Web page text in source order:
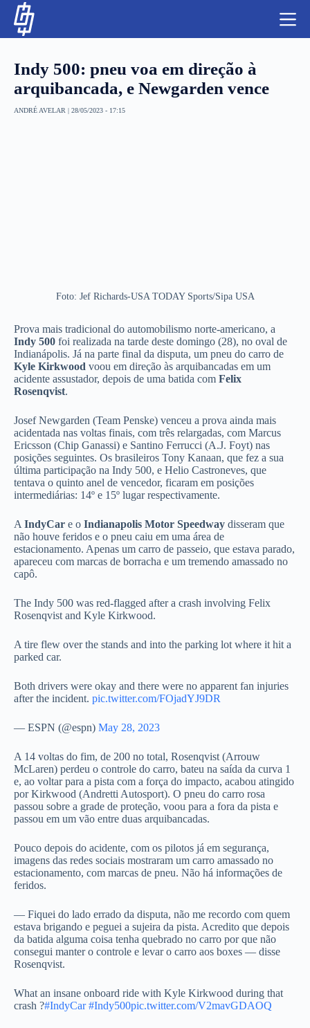
Indy 500: pneu voa em direção à
arquibancada, e Newgarden vence
ANDRÉ AVELAR | 28/05/2023 - 17:15
Foto: Jef Richards-USA TODAY Sports/Sipa USA
Prova mais tradicional do automobilismo norte-americano, a
Indy 500 foi realizada na tarde deste domingo (28), no oval de
Indianápolis. Já na parte final da disputa, um pneu do carro de
Kyle Kirkwood voou em direção às arquibancadas em um
acidente assustador, depois de uma batida com Felix
Rosenqvist.
Josef Newgarden (Team Penske) venceu a prova ainda mais
acidentada nas voltas finais, com três relargadas, com Marcus
Ericsson (Chip Ganassi) e Santino Ferrucci (A.J. Foyt) nas
posições seguintes. Os brasileiros Tony Kanaan, que fez a sua
última participação na Indy 500, e Helio Castroneves, que
tentava o quinto anel de vencedor, ficaram em posições
intermediárias: 14º e 15º lugar respectivamente.
A IndyCar e o Indianapolis Motor Speedway disseram que
não houve feridos e o pneu caiu em uma área de
estacionamento. Apenas um carro de passeio, que estava parado,
apareceu com marcas de borracha e um tremendo amassado no
capô.
The Indy 500 was red-flagged after a crash involving Felix
Rosenqvist and Kyle Kirkwood.
A tire flew over the stands and into the parking lot where it hit a
parked car.
Both drivers were okay and there were no apparent fan injuries
after the incident. pic.twitter.com/FOjadYJ9DR
— ESPN (@espn) May 28, 2023
A 14 voltas do fim, de 200 no total, Rosenqvist (Arrouw
McLaren) perdeu o controle do carro, bateu na saída da curva 1
e, ao voltar para a pista com a força do impacto, acabou atingido
por Kirkwood (Andretti Autosport). O pneu do carro rosa
passou sobre a grade de proteção, voou para a fora da pista e
passou em um vão entre duas arquibancadas.
Pouco depois do acidente, com os pilotos já em segurança,
imagens das redes sociais mostraram um carro amassado no
estacionamento, com marcas de pneu. Não há informações de
feridos.
— Fiquei do lado errado da disputa, não me recordo com quem
estava brigando e peguei a sujeira da pista. Acredito que depois
da batida alguma coisa tenha quebrado no carro por que não
consegui manter o controle e levar o carro aos boxes — disse
Rosenqvist.
What an insane onboard ride with Kyle Kirkwood during that
crash ?#IndyCar #Indy500pic.twitter.com/V2mavGDAOQ